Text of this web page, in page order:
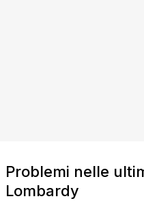
Problemi nelle
Lombardy